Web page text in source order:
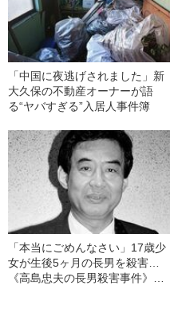
「中国に夜逃げされました」新
大久保の不動産オーナーが語
る“ヤバすぎる”入居人事件簿
「本当にごめんなさい」17歳少
女が生後5ヶ月の長男を殺害…
《高島忠夫の長男殺害事件》夫